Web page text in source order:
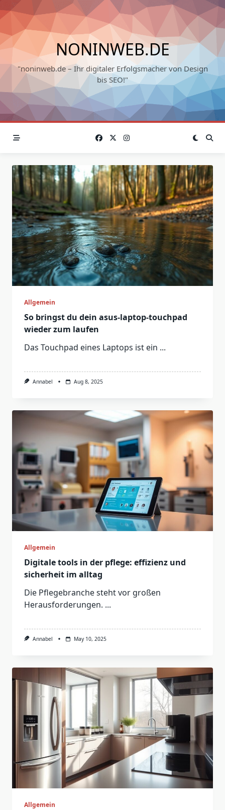
Skip
to
content
NONINWEB.DE
"noninweb.de – Ihr digitaler Erfolgsmacher von Design
bis SEO!"
Allgemein
So bringst du dein asus-laptop-touchpad
wieder zum laufen
Das Touchpad eines Laptops ist ein ...
Annabel Aug 8, 2025
Allgemein
Digitale tools in der pflege: effizienz und
sicherheit im alltag
Die Pflegebranche steht vor großen
Herausforderungen. ...
Annabel May 10, 2025
Allgemein